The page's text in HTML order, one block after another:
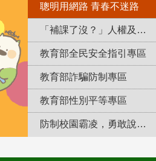
聰明用網路 青春不迷路
「補課了沒？」人權及轉型正義教育專區
教育部全民安全指引專區
教育部詐騙防制專區
教育部性別平等專區
防制校園霸凌，勇敢說出來！